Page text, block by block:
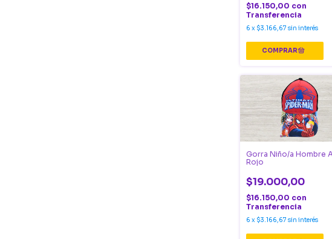
$16.150,00 con
Transferencia
6 x $3.166,67 sin interés
Gorra Niño/a Hombre
Rojo
$19.000,00
$16.150,00 con
Transferencia
6 x $3.166,67 sin interés